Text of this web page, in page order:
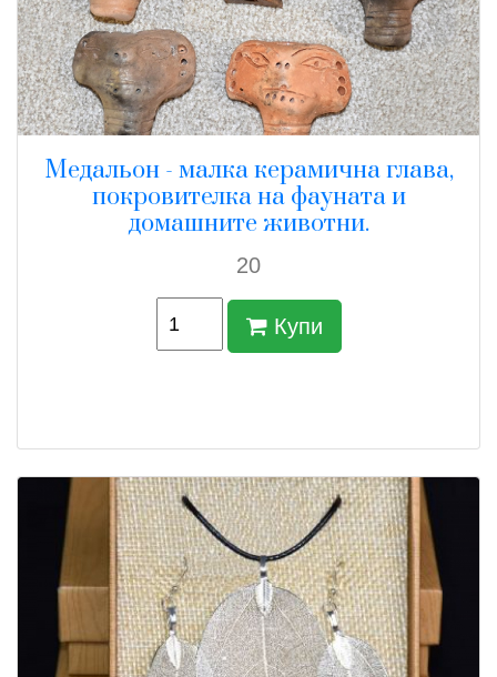
Медальон - малка керамична глава,
покровителка на фауната и
домашните животни.
20
Купи